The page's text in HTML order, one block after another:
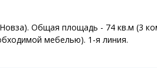
Общая площадь - 74 кв.м (3
мебелью). 1-я линия.